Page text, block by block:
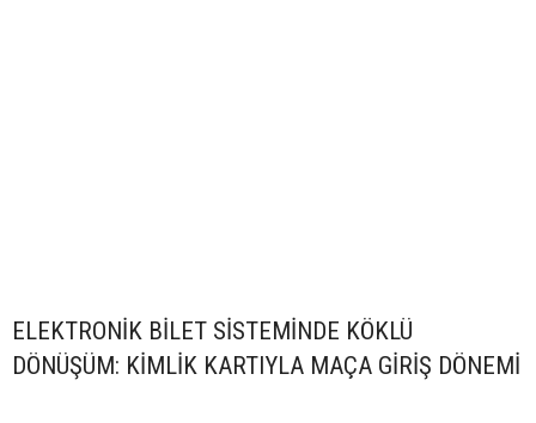
ELEKTRONİK BİLET SİSTEMİNDE KÖKLÜ
DÖNÜŞÜM: KİMLİK KARTIYLA MAÇA GİRİŞ DÖNEMİ